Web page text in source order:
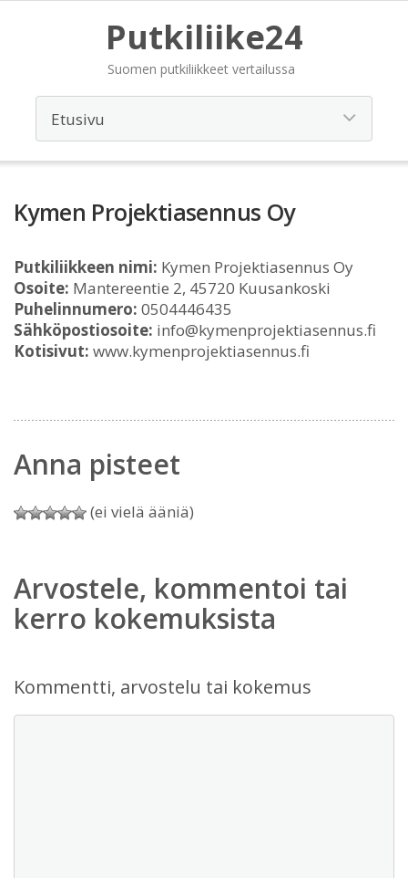
Putkiliike24
Suomen putkiliikkeet vertailussa
Kymen Projektiasennus Oy
Putkiliikkeen nimi: Kymen Projektiasennus Oy
Osoite: Mantereentie 2, 45720 Kuusankoski
Puhelinnumero: 0504446435
Sähköpostiosoite: info@kymenprojektiasennus.fi
Kotisivut: www.kymenprojektiasennus.fi
Anna pisteet
(ei vielä ääniä)
Arvostele, kommentoi tai
kerro kokemuksista
Kommentti, arvostelu tai kokemus